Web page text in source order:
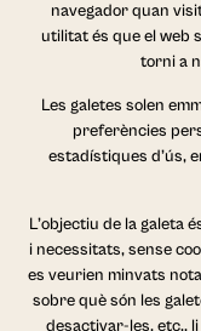
navegador quan
utilitat és que el web
torni a
Les galetes solen
preferències
estadístiques d’ús,
L’objectiu de la galeta
i necessitats, sense
es veurien minvats
sobre què són les
desactivar-les, etc.,